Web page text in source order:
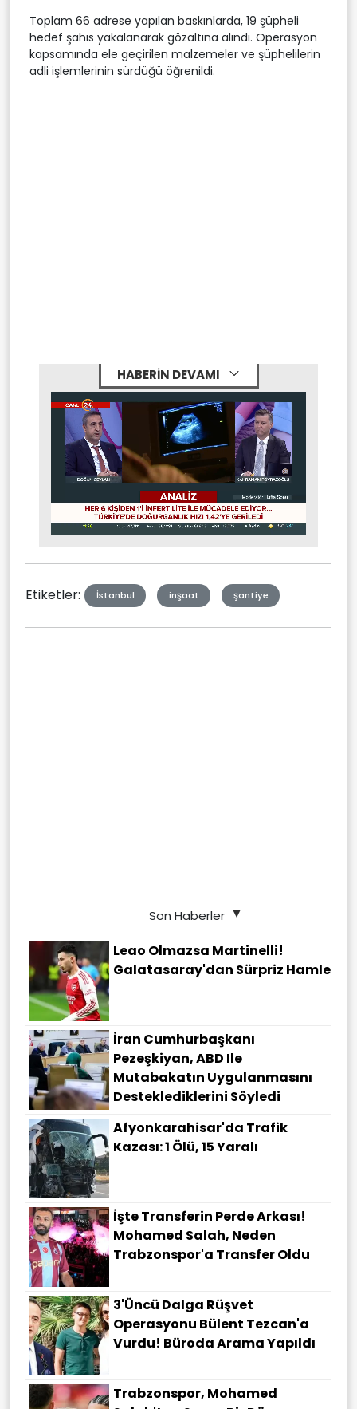
Toplam 66 adrese yapılan baskınlarda, 19 şüpheli
hedef şahıs yakalanarak gözaltına alındı. Operasyon
kapsamında ele geçirilen malzemeler ve şüphelilerin
adli işlemlerinin sürdüğü öğrenildi.
HABERİN DEVAMI
Mute Stream
Etiketler: İstanbul inşaat şantiye
Son Haberler
Leao Olmazsa Martinelli!
Galatasaray'dan Sürpriz Hamle
İran Cumhurbaşkanı
Pezeşkiyan, ABD Ile
Mutabakatın Uygulanmasını
Desteklediklerini Söyledi
Afyonkarahisar'da Trafik
Kazası: 1 Ölü, 15 Yaralı
İşte Transferin Perde Arkası!
Mohamed Salah, Neden
Trabzonspor'a Transfer Oldu
3'üncü Dalga Rüşvet
Operasyonu Bülent Tezcan'a
Vurdu! Büroda Arama Yapıldı
Trabzonspor, Mohamed